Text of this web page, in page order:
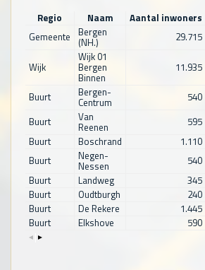
Regio Naam Aantal inwoners
Gemeente Bergen
(NH.) 29.715
Wijk
Wijk 01
Bergen
Binnen
11.935
Buurt Bergen-
Centrum 540
Buurt
Van
Reenen 595
Buurt
Boschrand 1.110
Buurt
Negen-
Nessen 540
Buurt
Landweg 345
Buurt
Oudtburgh 240
Buurt
De Rekere 1.445
Buurt
Elkshove 590